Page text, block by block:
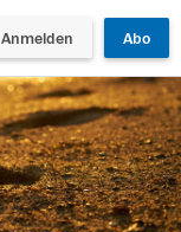
Anmelden Abo